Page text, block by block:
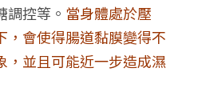
調控等。 當身體處於壓
，會使得腸道黏膜變得不
，並且可能近一步造成濕